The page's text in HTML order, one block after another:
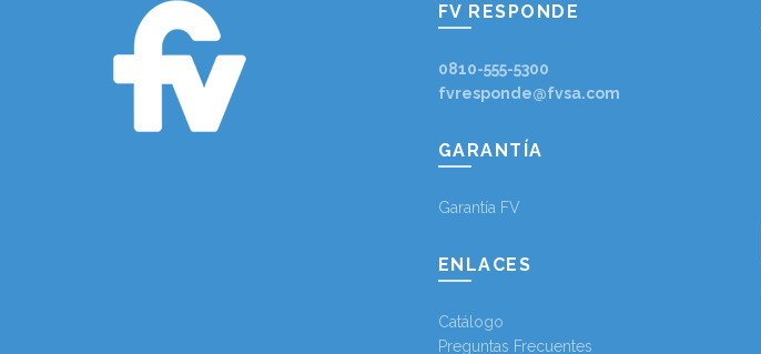
FV RESPONDE
0810-555-5300
fvresponde@fvsa.com
GARANTÍA
Garantía FV
ENLACES
Catálogo
Preguntas Frecuentes